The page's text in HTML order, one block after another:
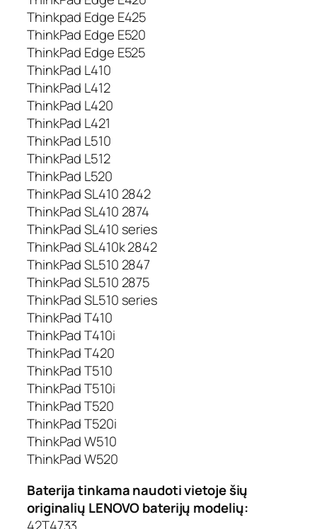
Thinkpad Edge E425
ThinkPad Edge E520
ThinkPad Edge E525
ThinkPad L410
ThinkPad L412
ThinkPad L420
ThinkPad L421
ThinkPad L510
ThinkPad L512
ThinkPad L520
ThinkPad SL410 2842
ThinkPad SL410 2874
ThinkPad SL410 series
ThinkPad SL410k 2842
ThinkPad SL510 2847
ThinkPad SL510 2875
ThinkPad SL510 series
ThinkPad T410
ThinkPad T410i
ThinkPad T420
ThinkPad T510
ThinkPad T510i
ThinkPad T520
ThinkPad T520i
ThinkPad W510
ThinkPad W520
Baterija tinkama naudoti vietoje šių
originalių LENOVO baterijų modelių: